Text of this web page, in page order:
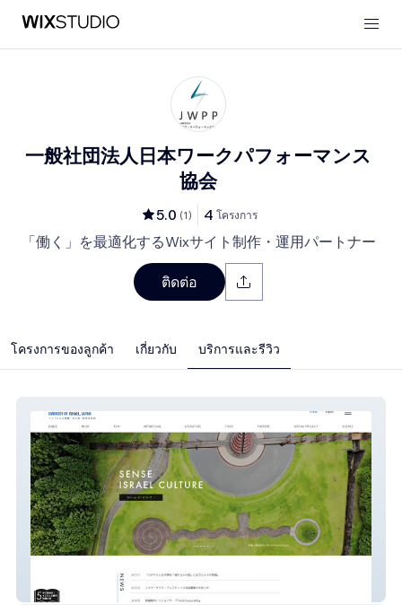
一般社団法人日本ワークパフォーマンス
協会
5.0 (1) 4 โครงการ
「働く」を最適化するWixサイト制作・運用パートナー
ติดต่อ
โครงการของลูกค้า เกี่ยวกับ บริการและรีวิว
イスラエル大使館​ 文化・科学部